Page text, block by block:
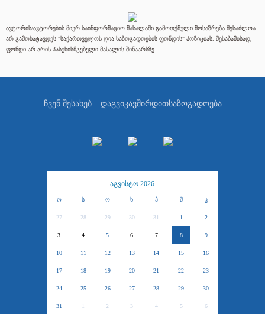
ავტორის/ავტორების მიერ საინფორმაციო მასალაში გამოთქმული მოსაზრება შესაძლოა
არ გამოხატავდეს "საქართველოს ღია საზოგადოების ფონდის" პოზიციას. შესაბამისად,
ფონდი არ არის პასუხისმგებელი მასალის შინაარსზე.
ჩვენ შესახებ დაგვიკავშირდითსაზოგადოება
აგვისტო 2026
ო ს ო ხ პ შ კ
27 28 29 30 31 1 2
3 4 5 6 7 8 9
10 11 12 13 14 15 16
17 18 19 20 21 22 23
24 25 26 27 28 29 30
31 1 2 3 4 5 6